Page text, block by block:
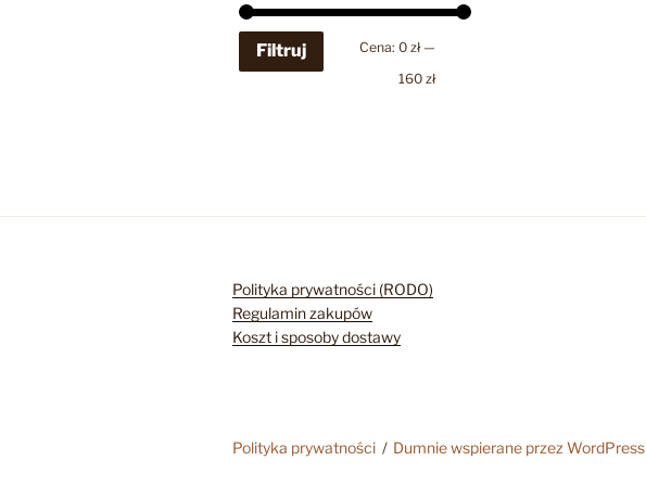
Cena
CenaFiltruj Cena: 0 zł—
160 zł
Polityka prywatności (RODO)
Regulamin zakupów
Koszt i sposoby dostawy
Polityka prywatności Dumnie wspierane przez WordPress